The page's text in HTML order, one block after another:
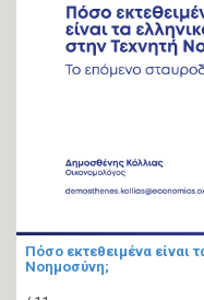
Πόσο εκτεθειμένα είναι
Νοημοσύνη;